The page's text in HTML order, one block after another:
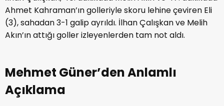
Ahmet Kahraman’ın golleriyle skoru lehine çeviren Eli
(3), sahadan 3-1 galip ayrıldı. İlhan Çalışkan ve Melih
Akın’ın attığı goller izleyenlerden tam not aldı.
Mehmet Güner’den Anlamlı
Açıklama